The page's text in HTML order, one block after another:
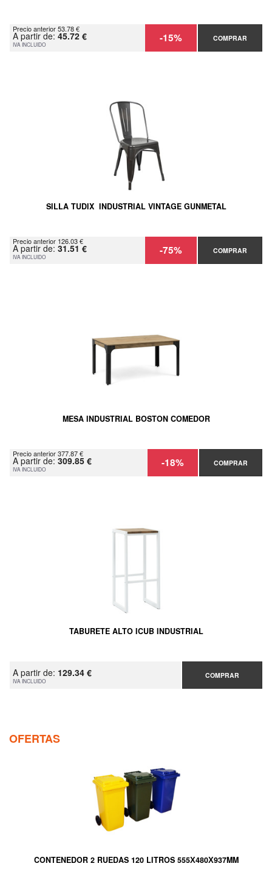
Precio anterior 53.78 €
A partir de: 45.72 €
IVA INCLUIDO -15% COMPRAR
SILLA TUDIX INDUSTRIAL VINTAGE GUNMETAL
Precio anterior 126.03 €
A partir de: 31.51 €
IVA INCLUIDO -75% COMPRAR
MESA INDUSTRIAL BOSTON COMEDOR
Precio anterior 377.87 €
A partir de: 309.85 €
IVA INCLUIDO -18% COMPRAR
TABURETE ALTO ICUB INDUSTRIAL
A partir de: 129.34 €
IVA INCLUIDO
COMPRAR
OFERTAS
CONTENEDOR 2 RUEDAS 120 LITROS 555Х480Х937MM